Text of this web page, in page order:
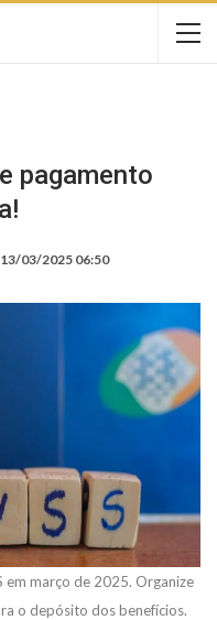
pagamento
13/03/2025 06:50
em março de 2025. Organize
o depósito dos benefícios.